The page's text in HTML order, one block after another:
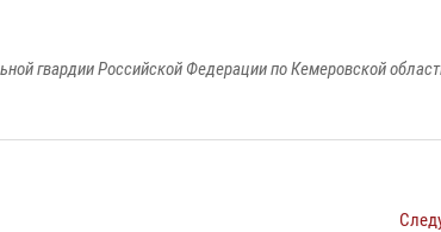
гвардии Российской Федерации по Кемеровской